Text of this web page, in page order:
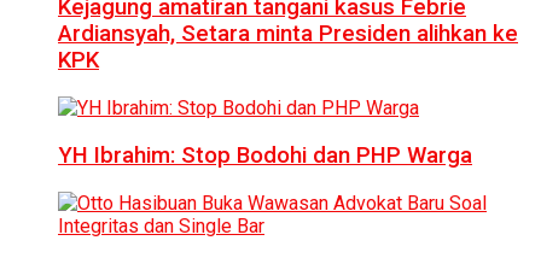
Kejagung amatiran tangani kasus Febrie
Ardiansyah, Setara minta Presiden alihkan ke
KPK
YH Ibrahim: Stop Bodohi dan PHP Warga